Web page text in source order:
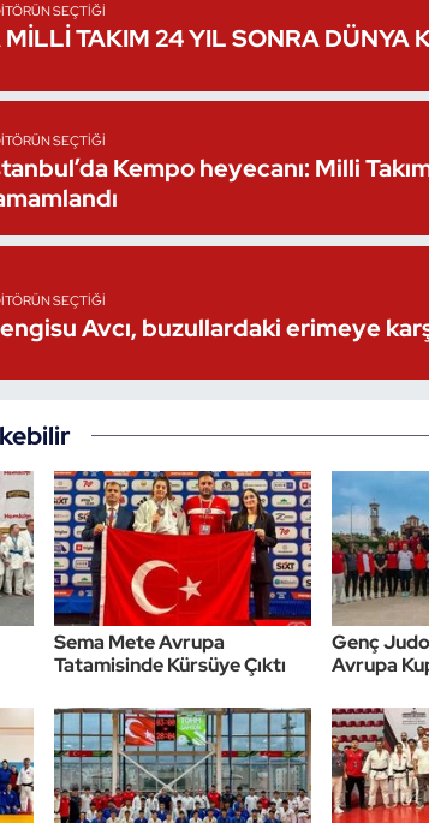
SEÇTIĞI
MİLLİ TAKIM 24 YIL SONRA DÜNYA
SEÇTIĞI
Kempo heyecanı: Milli
SEÇTIĞI
Avcı, buzullardaki erimeye
Sema Mete Avrupa
Tatamisinde Kürsüye Çıktı
Genç
Avrupa